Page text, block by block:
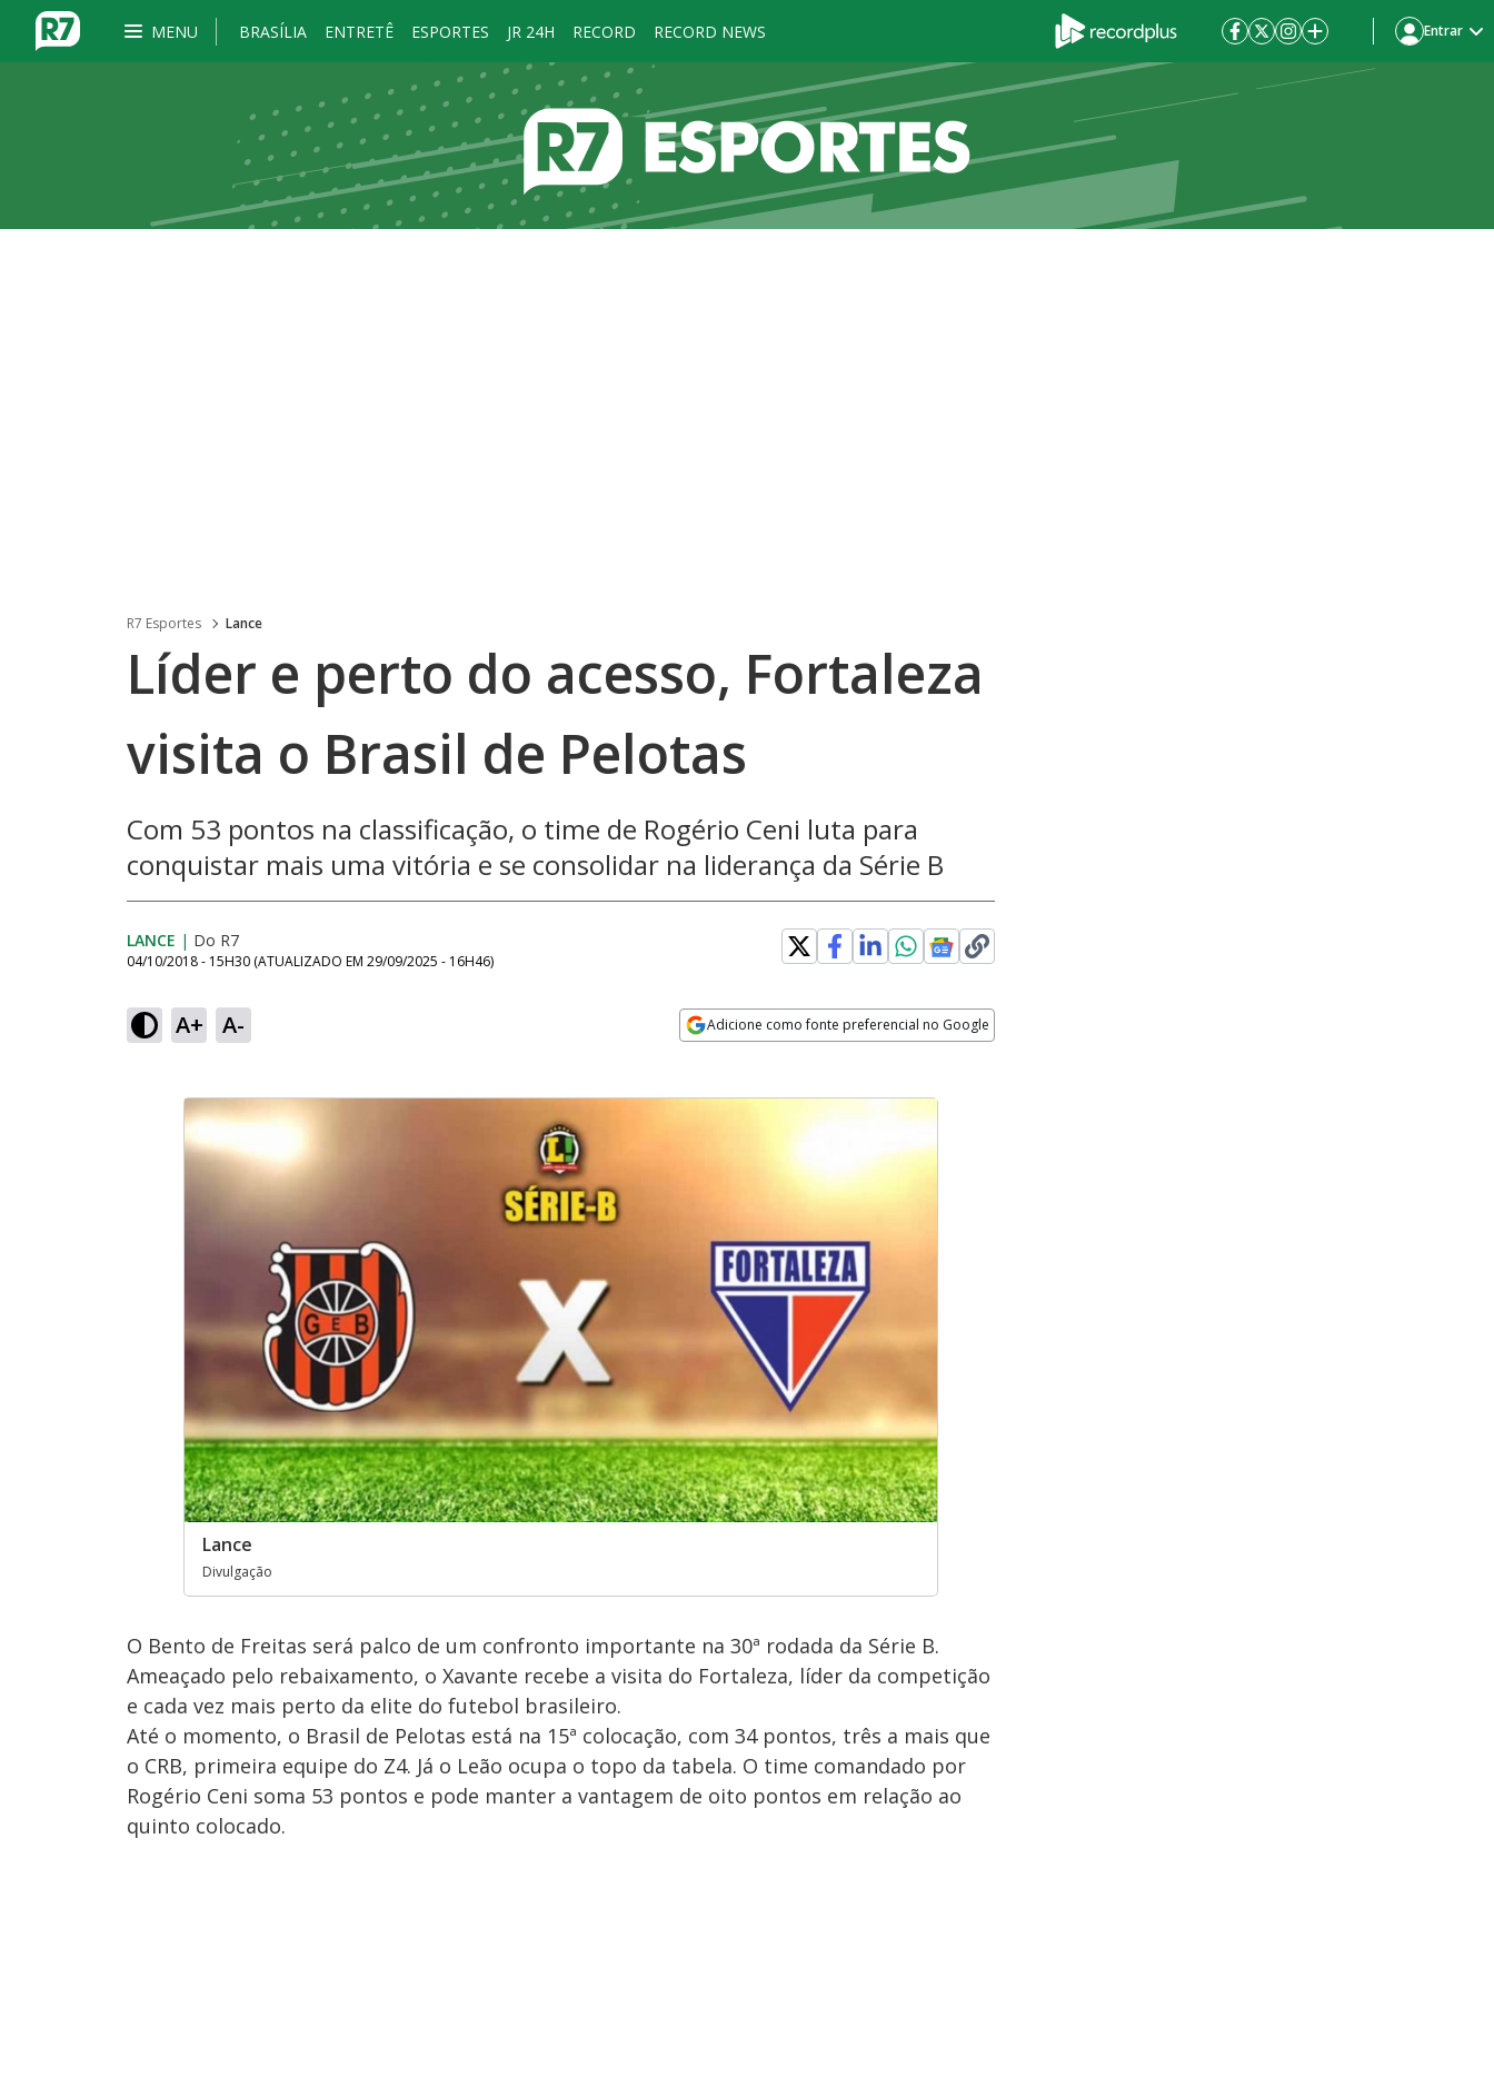
MENU BRASÍLIA ENTRETÊ ESPORTES JR 24H RECORD RECORD NEWS Entrar
R7 Esportes Lance
Líder e perto do acesso, Fortaleza
visita o Brasil de Pelotas
Com 53 pontos na classificação, o time de Rogério Ceni luta para
conquistar mais uma vitória e se consolidar na liderança da Série B
LANCE | Do R7
04/10/2018 - 15H30 (ATUALIZADO EM 29/09/2025 - 16H46)
A+ A- Adicione como fonte preferencial no Google
Lance
Divulgação
O Bento de Freitas será palco de um confronto importante na 30ª rodada da Série B.
Ameaçado pelo rebaixamento, o Xavante recebe a visita do Fortaleza, líder da competição
e cada vez mais perto da elite do futebol brasileiro.
Até o momento, o Brasil de Pelotas está na 15ª colocação, com 34 pontos, três a mais que
o CRB, primeira equipe do Z4. Já o Leão ocupa o topo da tabela. O time comandado por
Rogério Ceni soma 53 pontos e pode manter a vantagem de oito pontos em relação ao
quinto colocado.